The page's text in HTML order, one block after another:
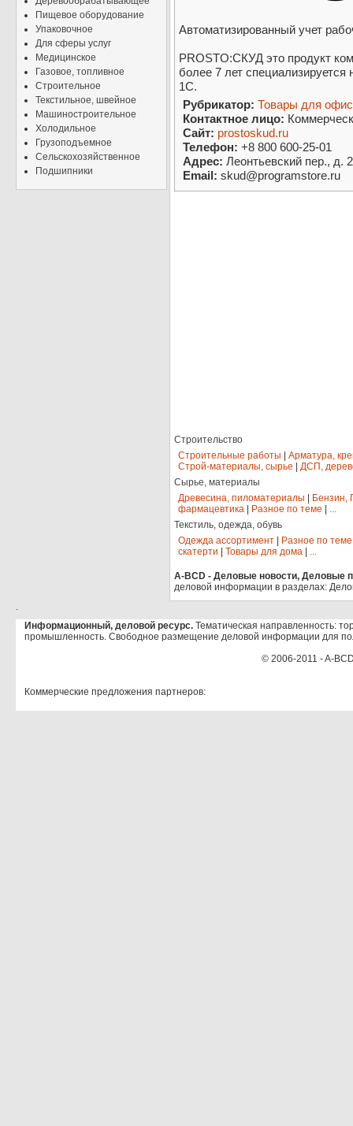
Пищевое оборудование
Упаковочное
Для сферы услуг
Медицинское
Газовое, топливное
Строительное
Текстильное, швейное
Машиностроительное
Холодильное
Грузоподъемное
Сельскохозяйственное
Подшипники
Автоматизированный учет
PROSTO:СКУД это продукт
более 7 лет
1С.
Рубрикатор: Товары для
Контактное лицо:
Сайт: prostoskud.ru
Телефон: +8 800 600-25-01
Адрес: Леонтьевский пер., д.
Email: skud@programstore.ru
Строительство
Строительные работы
Арматура,
Строй-материалы, сырье
ДСП,
Сырье, материалы
Древесина, пиломатериалы
Бензин,
фармацевтика
Разное по теме
...
Текстиль, одежда, обувь
Одежда ассортимент
Разное по теме
скатерти
Товары для дома ...
A-BCD - Деловые новости, Деловые
деловой информации в разделах:
.
Информационный, деловой ресурс. Тематическая направленность:
промышленность. Свободное размещение деловой информации для
© 2006-2011 - A-
Коммерческие предложения партнеров: